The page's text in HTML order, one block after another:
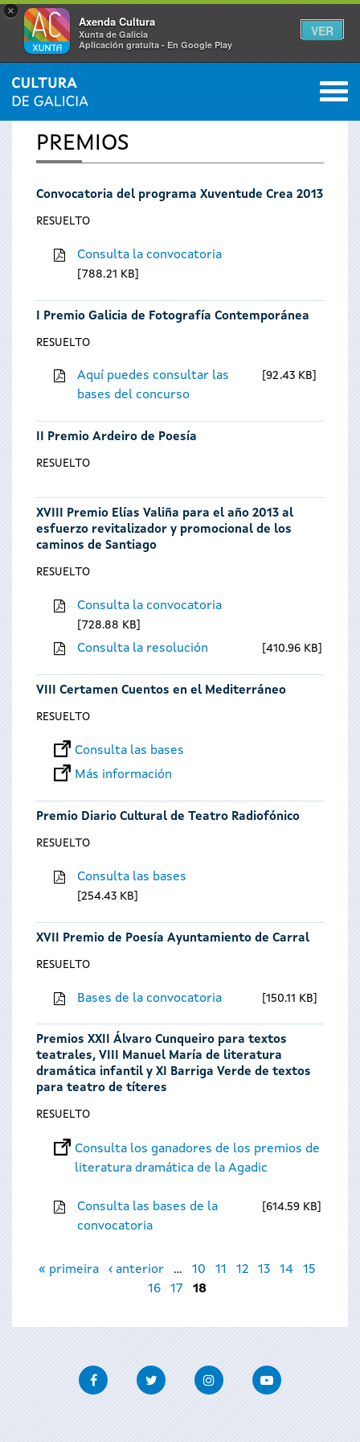
×
Axenda Cultura
Xunta de Galicia
Aplicación gratuíta - En Google Play
VER
Se
encuentra
usted
INICIO 0
PREMIOS
Convocatoria del programa Xuventude Crea 2013
RESUELTO
Consulta la convocatoria
788.21 KB
I Premio Galicia de Fotografía Contemporánea
RESUELTO
Aquí puedes consultar las
bases del concurso
92.43 KB
II Premio Ardeiro de Poesía
RESUELTO
XVIII Premio Elías Valiña para el año 2013 al
esfuerzo revitalizador y promocional de los
caminos de Santiago
RESUELTO
Consulta la convocatoria
728.88 KB
Consulta la resolución 410.96 KB
VIII Certamen Cuentos en el Mediterráneo
RESUELTO
Consulta las bases
Más información
Premio Diario Cultural de Teatro Radiofónico
RESUELTO
Consulta las bases
254.43 KB
XVII Premio de Poesía Ayuntamiento de Carral
RESUELTO
Bases de la convocatoria 150.11 KB
Premios XXII Álvaro Cunqueiro para textos
teatrales, VIII Manuel María de literatura
dramática infantil y XI Barriga Verde de textos
para teatro de títeres
RESUELTO
Consulta los ganadores de los premios de
literatura dramática de la Agadic
Consulta las bases de la
convocatoria
614.59 KB
Páginas
« primeira ‹ anterior … 10 11 12 13 14
15
16
17 18
FacebookTwitter InstagramYoutube